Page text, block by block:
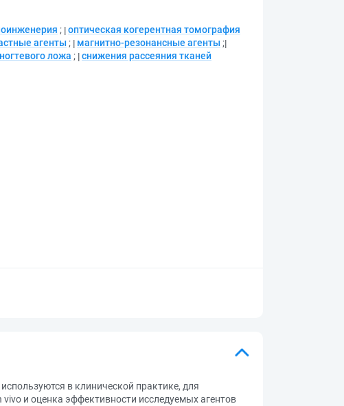
; оптическая когерентная томография
агенты ; магнитно-резонансные агенты ;
ложа ; снижения рассеяния тканей
в клинической практике, для
vivo и оценка эффективности исследуемых агентов